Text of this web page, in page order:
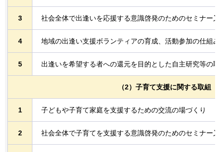
3 社会全体で出逢いを応援する意識啓発のためのセミナー
4 地域の出逢い支援ボランティアの育成、活動参加の仕組
5 出逢いを希望する者への還元を目的とした自主研究等の
（2）子育て支援に関する取組
1 子どもや子育て家庭を支援するための交流の場づくり
2 社会全体で子育てを支援する意識啓発のためのセミナー